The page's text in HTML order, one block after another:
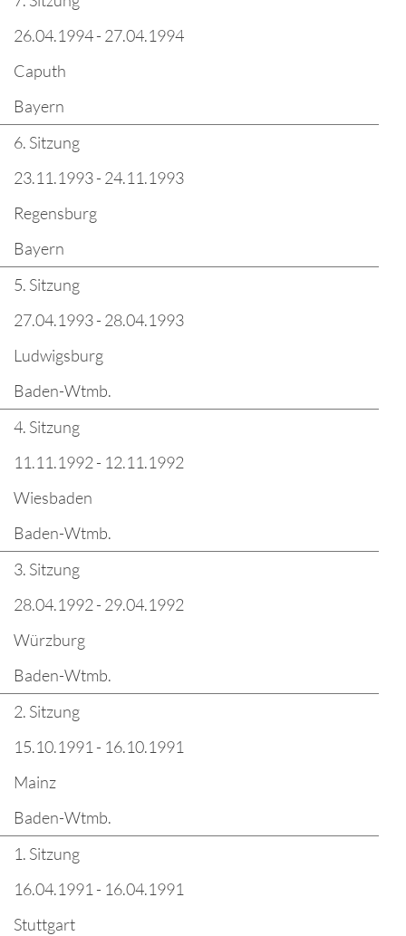
26.04.1994 - 27.04.1994
Caputh
Bayern
6. Sitzung
23.11.1993 - 24.11.1993
Regensburg
Bayern
5. Sitzung
27.04.1993 - 28.04.1993
Ludwigsburg
Baden-Wtmb.
4. Sitzung
11.11.1992 - 12.11.1992
Wiesbaden
Baden-Wtmb.
3. Sitzung
28.04.1992 - 29.04.1992
Würzburg
Baden-Wtmb.
2. Sitzung
15.10.1991 - 16.10.1991
Mainz
Baden-Wtmb.
1. Sitzung
16.04.1991 - 16.04.1991
Stuttgart